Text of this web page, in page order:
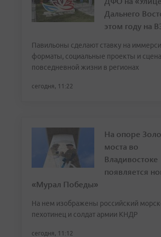
Дальнего
этом году на
Павильоны сделают ставку на
форматы, социальные проекты и
повседневной жизни в регионах
сегодня, 11:22
На опоре
моста во
Владивостоке
появляется
«Мурал Победы»
На нем изображены российский
пехотинец и солдат армии КНДР
сегодня, 11:12